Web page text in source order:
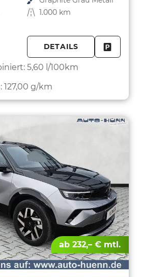
Kilometerstand 1.000 km
DETAILS
5,60 l/100km
127,00 g/km
ab 232,– € mtl.